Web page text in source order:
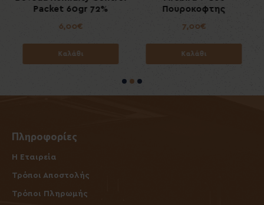
Packet 60gr 72%
6,00€
Καλάθι
Πουροκοφτης
7,00€
Καλάθι
Πληροφορίες
Η Εταιρεία
Τρόποι Αποστολής
Τρόποι Πληρωμής